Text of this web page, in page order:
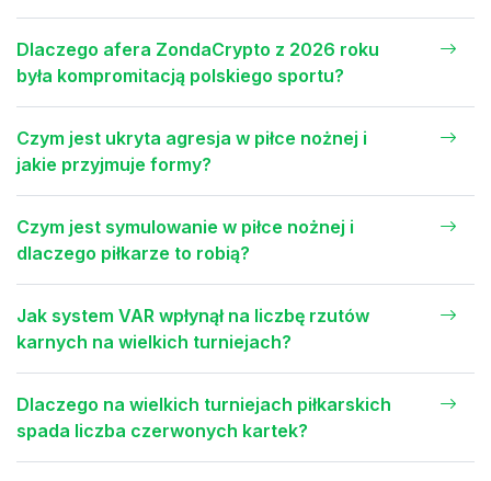
Dlaczego afera ZondaCrypto z 2026 roku
była kompromitacją polskiego sportu?
Czym jest ukryta agresja w piłce nożnej i
jakie przyjmuje formy?
Czym jest symulowanie w piłce nożnej i
dlaczego piłkarze to robią?
Jak system VAR wpłynął na liczbę rzutów
karnych na wielkich turniejach?
Dlaczego na wielkich turniejach piłkarskich
spada liczba czerwonych kartek?